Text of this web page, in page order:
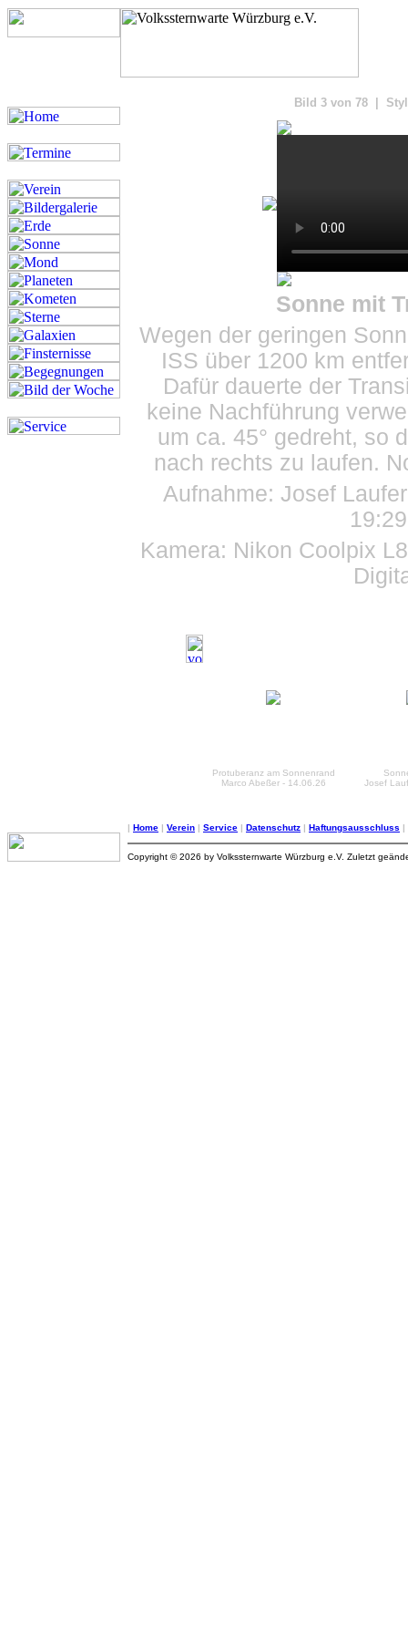
Bild 3 von 78 |
Sonne mit
Wegen der geringen
ISS über 1200 km
Dafür dauerte der
keine Nachführung
um ca. 45° gedreht, so
nach rechts zu laufen.
Aufnahme: Josef
Kamera: Nikon Coolpix
Protuberanz am Sonnenrand
Marco Abeßer - 14.06.26
Josef
| Home | Verein | Service | Datenschutz | Haftungsausschluss |
Copyright © 2026 by Volkssternwarte Würzburg e.V. Zuletzt